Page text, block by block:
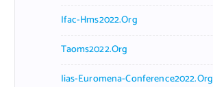
Ifac-Hms2022.org
Taoms2022.org
Iias-Euromena-Conference2022.org